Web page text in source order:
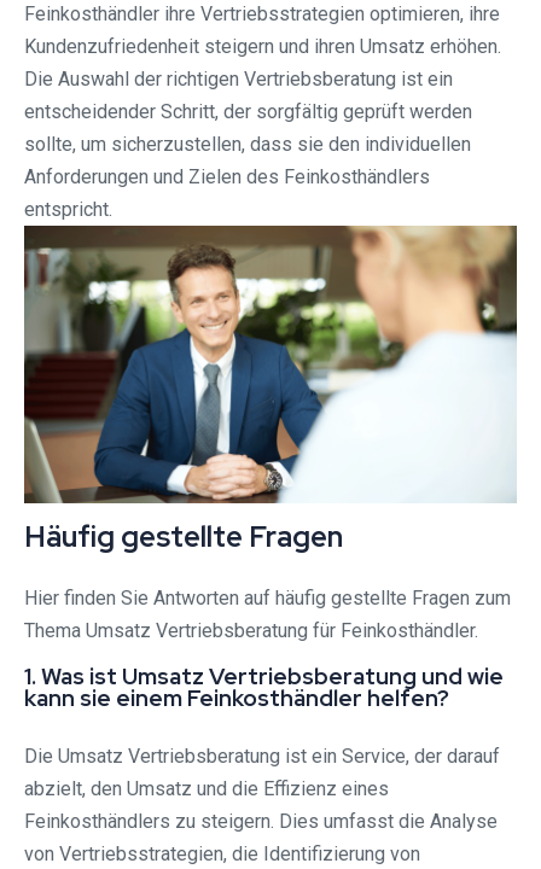
Feinkosthändler ihre Vertriebsstrategien optimieren, ihre
Kundenzufriedenheit steigern und ihren Umsatz erhöhen.
Die Auswahl der richtigen Vertriebsberatung ist ein
entscheidender Schritt, der sorgfältig geprüft werden
sollte, um sicherzustellen, dass sie den individuellen
Anforderungen und Zielen des Feinkosthändlers
entspricht.
Häufig gestellte Fragen
Hier finden Sie Antworten auf häufig gestellte Fragen zum
Thema Umsatz Vertriebsberatung für Feinkosthändler.
1. Was ist Umsatz Vertriebsberatung und wie
kann sie einem Feinkosthändler helfen?
Die Umsatz Vertriebsberatung ist ein Service, der darauf
abzielt, den Umsatz und die Effizienz eines
Feinkosthändlers zu steigern. Dies umfasst die Analyse
von Vertriebsstrategien, die Identifizierung von